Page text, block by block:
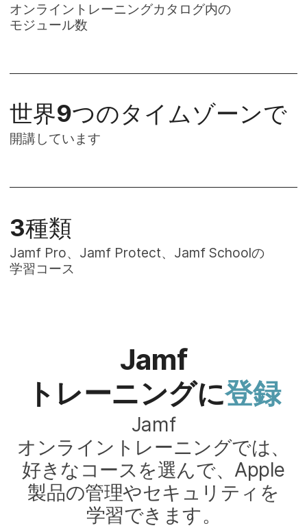
オンライントレーニングカタログ内の​
モジュール数
世界9つの​タイムゾーンで
開講しています
3種類
Jamf Pro、 Jamf Protect、 Jamf Schoolの​
学習コース
Jamf
トレーニングに登録
Jamf
オンライントレーニングでは、​
好きな​コースを​選んで、 Apple
製品の​管理や​セキュリティを​
学習できます。